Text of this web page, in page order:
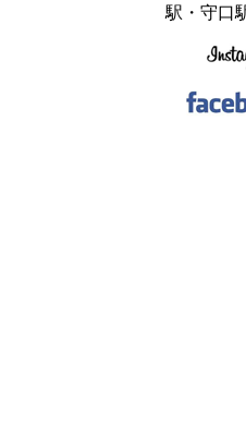
駅・守口